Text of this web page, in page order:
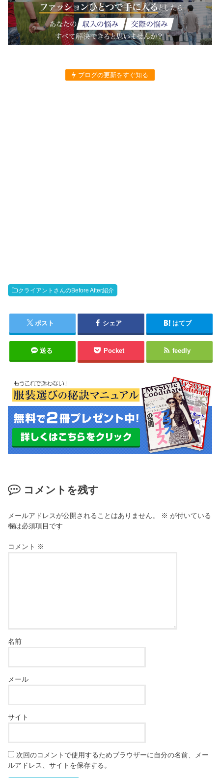
ブログの更新をすぐ知る
クライアントさんのBefore After紹介
ポスト シェア はてブ
送る Pocket feedly
コメントを残す
メールアドレスが公開されることはありません。 ※ が付いている
欄は必須項目です
コメント ※
名前
メール
サイト
次回のコメントで使用するためブラウザーに自分の名前、メー
ルアドレス、サイトを保存する。